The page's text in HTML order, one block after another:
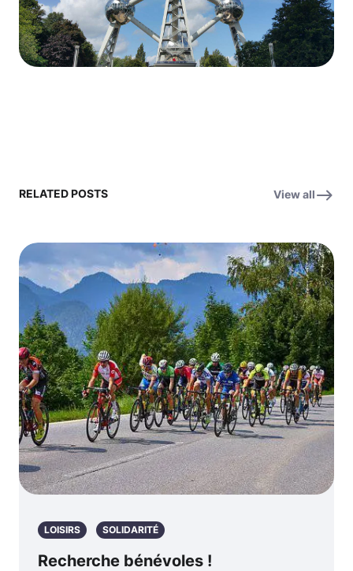
RELATED POSTS View all
LOISIRS SOLIDARITÉ
Recherche bénévoles !